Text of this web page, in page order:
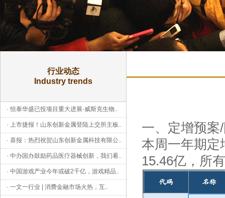
行业动态
Industry trends
·恒泰华盛已投项目重大进展-威斯克生物..
· 上市捷报！山东创新金属登陆上交所主板..
· 喜报：热烈祝贺山东创新金属科技有限公..
· 中办国办鼓励药品医疗器械创新，我们看..
· 中国游戏产业今年或破2千亿，游戏精品..
· 一文一行业 | 消费金融市场火热，互..
一、定增预案
本周一年期定
15.46亿，所